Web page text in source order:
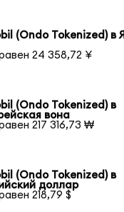
(Ondo Tokenized) в
24 358,72 ¥
(Ondo Tokenized) в
вона
217 316,73 ₩
(Ondo Tokenized) в
доллар
218,79 $